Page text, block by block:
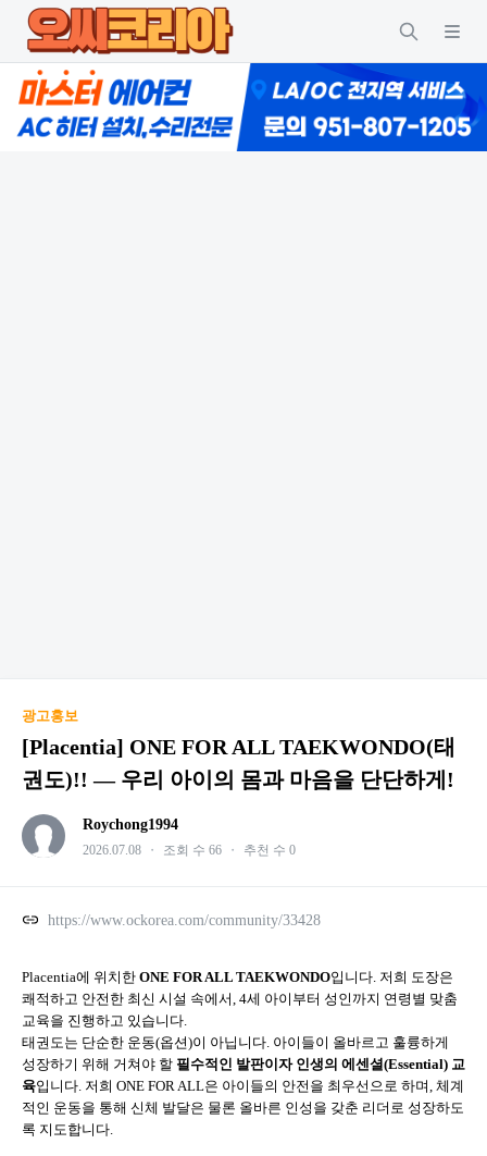
광고홍보
[Placentia] ONE FOR ALL TAEKWONDO(태
권도)!! — 우리 아이의 몸과 마음을 단단하게!
Roychong1994
2026.07.08 ・ 조회 수 66 ・ 추천 수 0
https://www.ockorea.com/community/33428
Placentia에 위치한 ONE FOR ALL TAEKWONDO입니다. 저희 도장은
쾌적하고 안전한 최신 시설 속에서, 4세 아이부터 성인까지 연령별 맞춤
교육을 진행하고 있습니다.
태권도는 단순한 운동(옵션)이 아닙니다. 아이들이 올바르고 훌륭하게
성장하기 위해 거쳐야 할 필수적인 발판이자 인생의 에센셜(Essential) 교
육입니다. 저희 ONE FOR ALL은 아이들의 안전을 최우선으로 하며, 체계
적인 운동을 통해 신체 발달은 물론 올바른 인성을 갖춘 리더로 성장하도
록 지도합니다.